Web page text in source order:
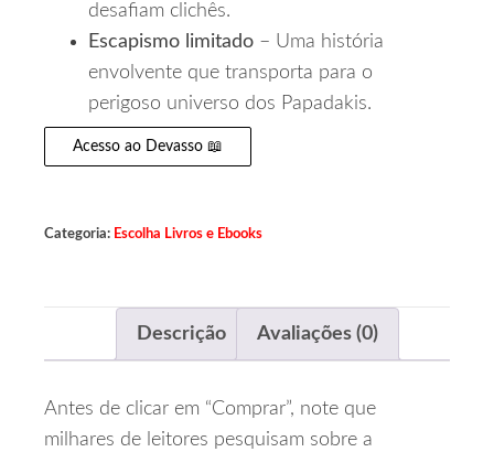
desafiam clichês.
Escapismo limitado – Uma história
envolvente que transporta para o
perigoso universo dos Papadakis.
Acesso ao Devasso 📖
Categoria: Escolha Livros e Ebooks
Descrição Avaliações (0)
Antes de clicar em “Comprar”, note que
milhares de leitores pesquisam sobre a